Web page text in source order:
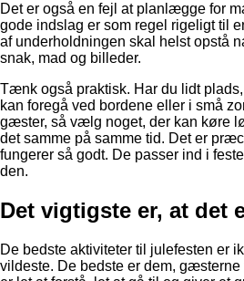
Det er også en fejl at planlægge for
gode indslag er som regel rigeligt til
af underholdningen skal helst opstå
snak, mad og billeder.
Tænk også praktisk. Har du lidt
kan foregå ved bordene eller i små
gæster, så vælg noget, der kan køre
det samme på samme tid. Det er
fungerer så godt. De passer ind i
den.
Det vigtigste er, at det
De bedste aktiviteter til julefesten er
vildeste. De bedste er dem, gæsterne